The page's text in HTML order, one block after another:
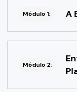
Módulo 1: A
Módulo 2: